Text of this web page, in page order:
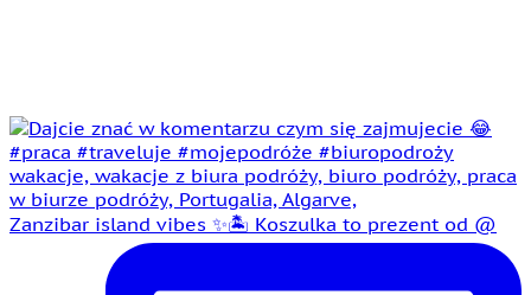
Zanzibar island vibes ✨🏝️ Koszulka to prezent od @